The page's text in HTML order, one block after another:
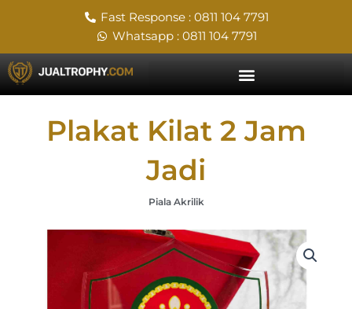
Fast Response : 0811 104 7791
Whatsapp : 0811 104 7791
Plakat Kilat 2 Jam
Jadi
Piala Akrilik